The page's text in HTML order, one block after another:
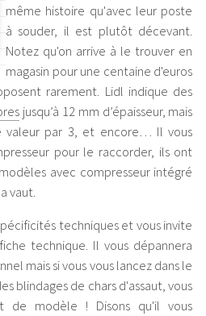
même histoire qu'avec leur poste
à souder, il est plutôt décevant.
Notez qu'on arrive à le trouver en
magasin pour une centaine d'euros
rarement. Lidl indique des
jusqu’à 12 mm d’épaisseur, mais
valeur par 3, et encore… Il vous
pour le raccorder, ils ont
avec compresseur intégré
vaut.
techniques et vous invite
technique. Il vous dépannera
mais si vous vous lancez dans le
blindages de chars d'assaut, vous
de modèle ! Disons qu'il vous